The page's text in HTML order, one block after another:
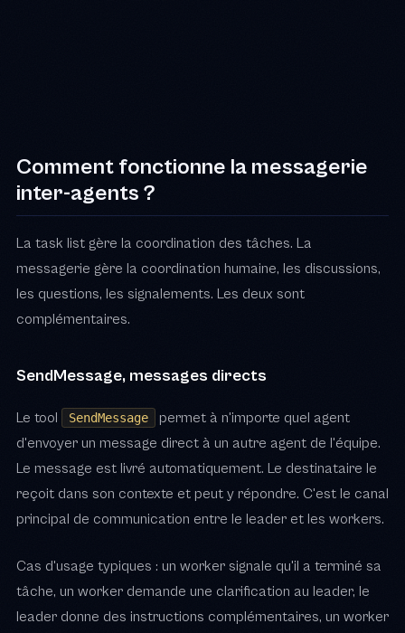
Comment fonctionne la messagerie
inter-agents ?
La task list gère la coordination des tâches. La
messagerie gère la coordination humaine, les discussions,
les questions, les signalements. Les deux sont
complémentaires.
SendMessage, messages directs
Le tool SendMessage
permet à n'importe quel agent
d'envoyer un message direct à un autre agent de l'équipe.
Le message est livré automatiquement. Le destinataire le
reçoit dans son contexte et peut y répondre. C'est le canal
principal de communication entre le leader et les workers.
Cas d'usage typiques : un worker signale qu'il a terminé sa
tâche, un worker demande une clarification au leader, le
leader donne des instructions complémentaires, un worker